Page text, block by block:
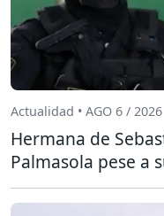
Actualidad • AGO 6 / 2026
Hermana de
Palmasola pese a